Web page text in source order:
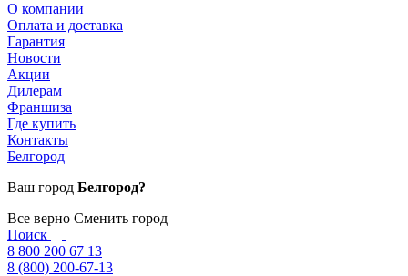
О компании
Оплата и доставка
Гарантия
Новости
Акции
Дилерам
Франшиза
Где купить
Контакты
Белгород
Ваш город Белгород?
Все верно Сменить город
Поиск
8 800 200 67 13
8 (800) 200-67-13